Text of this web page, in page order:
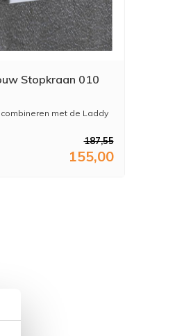
Stopkraan 010
met de Laddy
187,55
155,00